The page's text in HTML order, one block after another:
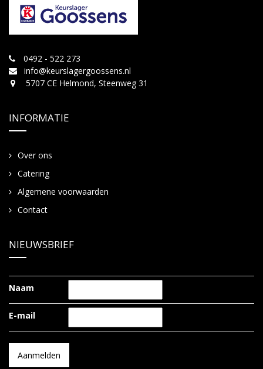
0492 - 522 273
info@keurslagergoossens.nl
5707 CE Helmond, Steenweg 31
INFORMATIE
Over ons
Catering
Algemene voorwaarden
Contact
NIEUWSBRIEF
Naam
E-mail